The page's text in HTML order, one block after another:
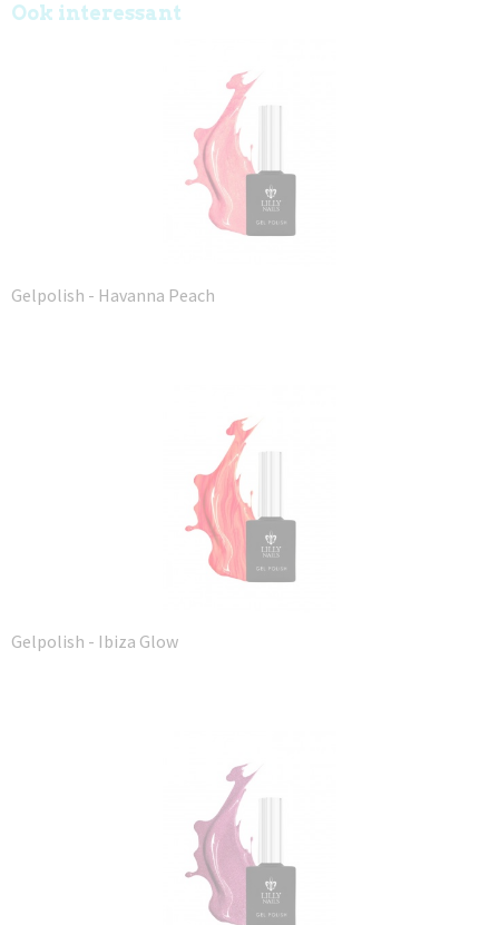
Ook interessant
Gelpolish - Havanna Peach
Gelpolish - Ibiza Glow